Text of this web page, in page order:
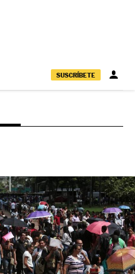
SUSCRÍBETE